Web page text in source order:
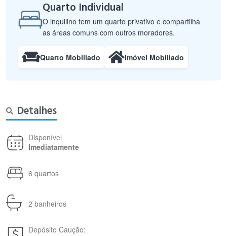
Quarto Individual
O inquilino tem um quarto privativo e compartilha
as áreas comuns com outros moradores.
Quarto Mobiliado Imóvel Mobiliado
Detalhes
Disponível
Imediatamente
6 quartos
2 banheiros
Depósito Caução: